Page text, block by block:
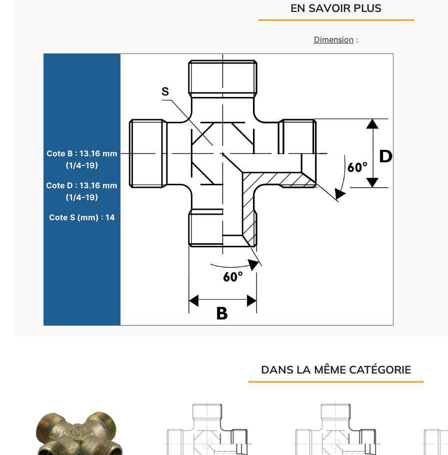
EN SAVOIR PLUS
Dimension :
Cote B : 13.16 mm
(1/4-19)
Cote D : 13.16 mm
(1/4-19)
Cote S (mm) : 14
DANS LA MÊME CATÉGORIE